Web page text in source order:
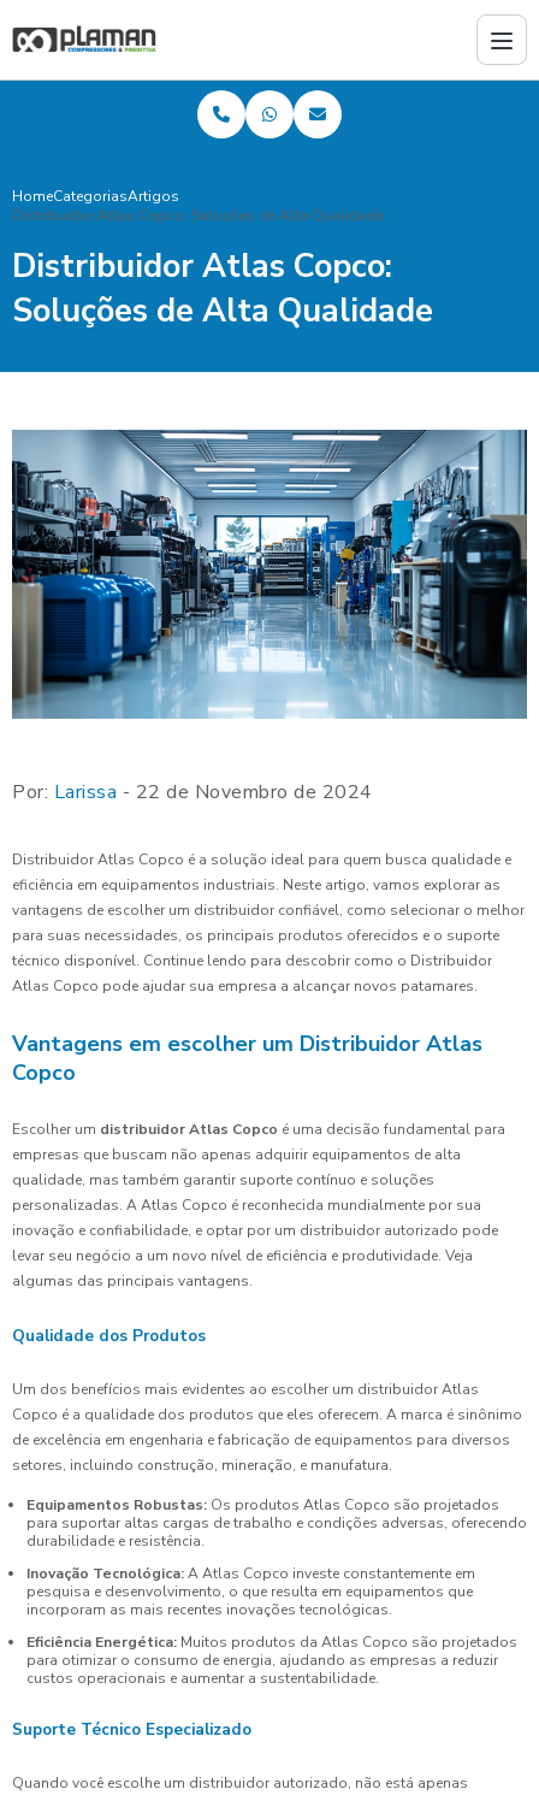
HomeCategoriasArtigos
Distribuidor Atlas Copco: Soluções de Alta Qualidade
Distribuidor Atlas Copco:
Soluções de Alta Qualidade
Por: Larissa - 22 de Novembro de 2024
Distribuidor Atlas Copco é a solução ideal para quem busca qualidade e
eficiência em equipamentos industriais. Neste artigo, vamos explorar as
vantagens de escolher um distribuidor confiável, como selecionar o melhor
para suas necessidades, os principais produtos oferecidos e o suporte
técnico disponível. Continue lendo para descobrir como o Distribuidor
Atlas Copco pode ajudar sua empresa a alcançar novos patamares.
Vantagens em escolher um Distribuidor Atlas
Copco
Escolher um distribuidor Atlas Copco é uma decisão fundamental para
empresas que buscam não apenas adquirir equipamentos de alta
qualidade, mas também garantir suporte contínuo e soluções
personalizadas. A Atlas Copco é reconhecida mundialmente por sua
inovação e confiabilidade, e optar por um distribuidor autorizado pode
levar seu negócio a um novo nível de eficiência e produtividade. Veja
algumas das principais vantagens.
Qualidade dos Produtos
Um dos benefícios mais evidentes ao escolher um distribuidor Atlas
Copco é a qualidade dos produtos que eles oferecem. A marca é sinônimo
de excelência em engenharia e fabricação de equipamentos para diversos
setores, incluindo construção, mineração, e manufatura.
Equipamentos Robustas: Os produtos Atlas Copco são projetados
para suportar altas cargas de trabalho e condições adversas, oferecendo
durabilidade e resistência.
Inovação Tecnológica:A Atlas Copco investe constantemente em
pesquisa e desenvolvimento, o que resulta em equipamentos que
incorporam as mais recentes inovações tecnológicas.
Eficiência Energética: Muitos produtos da Atlas Copco são projetados
para otimizar o consumo de energia, ajudando as empresas a reduzir
custos operacionais e aumentar a sustentabilidade.
Suporte Técnico Especializado
Quando você escolhe um distribuidor autorizado, não está apenas